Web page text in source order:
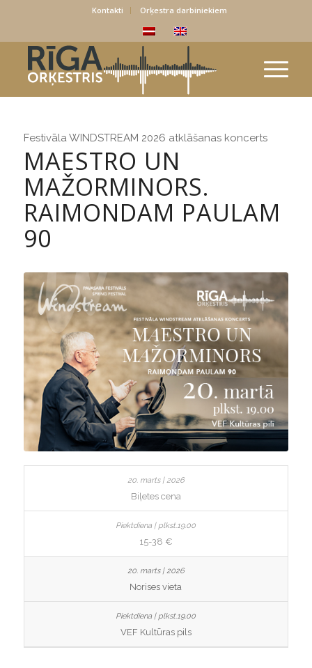
Kontakti Orķestra darbiniekiem
Festivāla WINDSTREAM 2026 atklāšanas koncerts
MAESTRO UN
MAŽORMINORS.
RAIMONDAM PAULAM
90
Biļetes cena
15-38 €
Norises vieta
VEF Kultūras pils